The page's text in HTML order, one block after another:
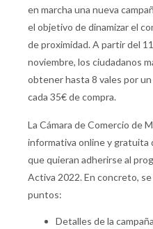
en marcha una nueva
el objetivo de dinamizar el
de proximidad. A partir del
noviembre, los ciudadanos
obtener hasta 8 vales por
cada 35€ de compra.
La Cámara de Comercio de
informativa online y gratuita
que quieran adherirse al
Activa 2022. En concreto,
puntos:
Detalles de la